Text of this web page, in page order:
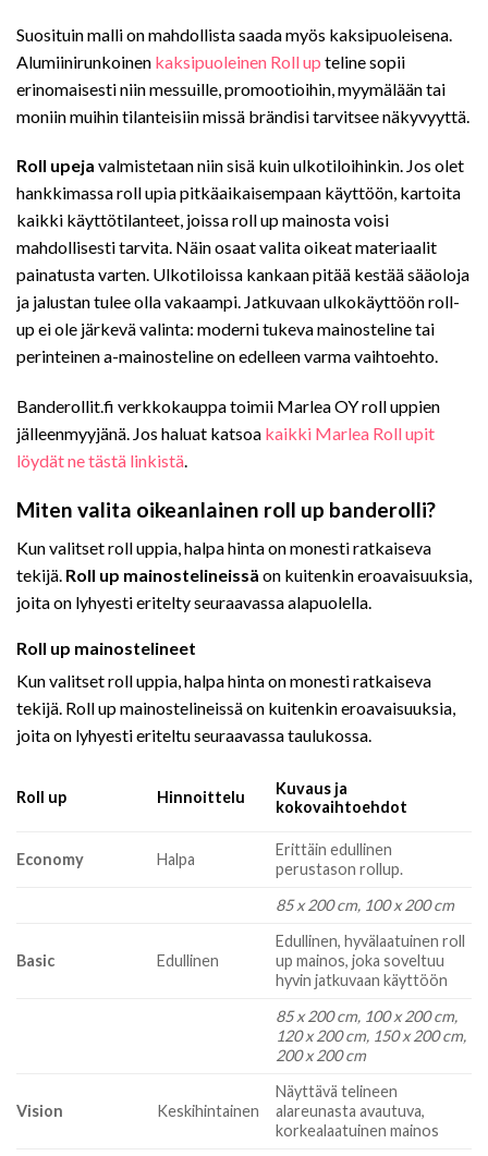
Suosituin malli on mahdollista saada myös kaksipuoleisena.
Alumiinirunkoinen kaksipuoleinen Roll up teline sopii
erinomaisesti niin messuille, promootioihin, myymälään tai
moniin muihin tilanteisiin missä brändisi tarvitsee näkyvyyttä.
Roll upeja valmistetaan niin sisä kuin ulkotiloihinkin. Jos olet
hankkimassa roll upia pitkäaikaisempaan käyttöön, kartoita
kaikki käyttötilanteet, joissa roll up mainosta voisi
mahdollisesti tarvita. Näin osaat valita oikeat materiaalit
painatusta varten. Ulkotiloissa kankaan pitää kestää sääoloja
ja jalustan tulee olla vakaampi. Jatkuvaan ulkokäyttöön roll-
up ei ole järkevä valinta: moderni tukeva mainosteline tai
perinteinen a-mainosteline on edelleen varma vaihtoehto.
Banderollit.fi verkkokauppa toimii Marlea OY roll uppien
jälleenmyyjänä. Jos haluat katsoa kaikki Marlea Roll upit
löydät ne tästä linkistä.
Miten valita oikeanlainen roll up banderolli?
Kun valitset roll uppia, halpa hinta on monesti ratkaiseva
tekijä. Roll up mainostelineissä on kuitenkin eroavaisuuksia,
joita on lyhyesti eritelty seuraavassa alapuolella.
Roll up mainostelineet
Kun valitset roll uppia, halpa hinta on monesti ratkaiseva
tekijä. Roll up mainostelineissä on kuitenkin eroavaisuuksia,
joita on lyhyesti eriteltu seuraavassa taulukossa.
Roll up Hinnoittelu
Kuvaus ja
kokovaihtoehdot
Economy Halpa
Erittäin edullinen
perustason rollup.
85 x 200 cm, 100 x 200 cm
Basic Edullinen
Edullinen, hyvälaatuinen roll
up mainos, joka soveltuu
hyvin jatkuvaan käyttöön
85 x 200 cm, 100 x 200 cm,
120 x 200 cm, 150 x 200 cm,
200 x 200 cm
Vision Keskihintainen
Näyttävä telineen
alareunasta avautuva,
korkealaatuinen mainos